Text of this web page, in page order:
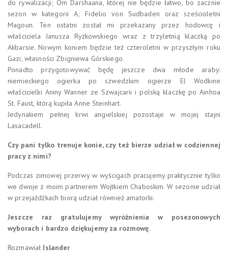
do rywalizacji; Om Darshaana, której nie będzie łatwo, bo zacznie
sezon w kategorii A; Fidelio von Sudbaden oraz sześcioletni
Magoun. Ten ostatni został mi przekazany przez hodowcę i
właściciela Janusza Ryżkowskiego wraz z trzyletnią klaczką po
Akbarsie. Nowym koniem będzie też czteroletni w przyszłym roku
Gazi, własności Zbigniewa Górskiego.
Ponadto przygotowywać będę jeszcze dwa młode araby:
niemieckiego ogierka po szwedzkim ogierze El Wodkine
właścicielki Aniny Wanner ze Szwajcarii i polską klaczkę po Ainhoa
St. Faust, którą kupiła Anne Steinhart.
Jedynakiem pełnej krwi angielskiej pozostaje w mojej stajni
Lasacadell.
Czy pani tylko trenuje konie, czy też bierze udział w codziennej
pracy z nimi?
Podczas zimowej przerwy w wyścigach pracujemy praktycznie tylko
we dwoje z moim partnerem Wojtkiem Chaboskim. W sezonie udział
w przejażdżkach biorą udział również amatorki.
Jeszcze raz gratulujemy wyróżnienia w posezonowych
wyborach i bardzo dziękujemy za rozmowę.
Rozmawiał Islander